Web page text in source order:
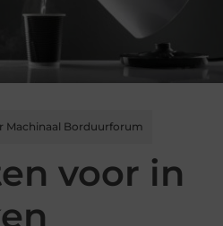
Machinaal Borduurforum
voor in